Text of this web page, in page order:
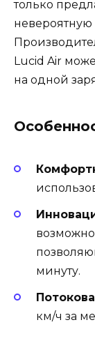
только
невероятную
Lucid Air
на одной
минуту.
км/ч за